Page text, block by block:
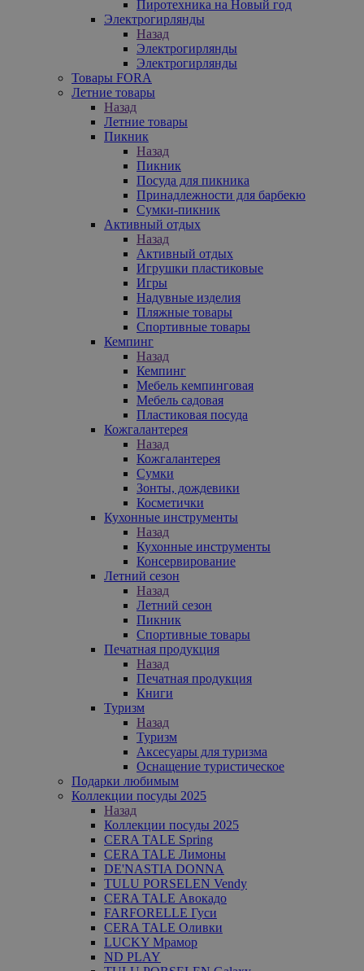
Пиротехника на Новый год
Электрогирлянды
Назад
Электрогирлянды
Электрогирлянды
Товары FORA
Летние товары
Назад
Летние товары
Пикник
Назад
Пикник
Посуда для пикника
Принадлежности для барбекю
Сумки-пикник
Активный отдых
Назад
Активный отдых
Игрушки пластиковые
Игры
Надувные изделия
Пляжные товары
Спортивные товары
Кемпинг
Назад
Кемпинг
Мебель кемпинговая
Мебель садовая
Пластиковая посуда
Кожгалантерея
Назад
Кожгалантерея
Сумки
Зонты, дождевики
Косметички
Кухонные инструменты
Назад
Кухонные инструменты
Консервирование
Летний сезон
Назад
Летний сезон
Пикник
Спортивные товары
Печатная продукция
Назад
Печатная продукция
Книги
Туризм
Назад
Туризм
Аксесуары для туризма
Оснащение туристическое
Подарки любимым
Коллекции посуды 2025
Назад
Коллекции посуды 2025
CERA TALE Spring
CERA TALE Лимоны
DE'NASTIA DONNA
TULU PORSELEN Vendy
CERA TALE Авокадо
FARFORELLE Гуси
CERA TALE Оливки
LUCKY Мрамор
ND PLAY